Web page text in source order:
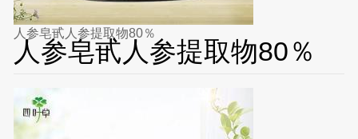
人参皂甙人参提取物80％
人参皂甙人参提取物80％